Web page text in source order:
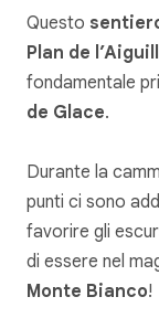
Questo
Plan de
fondamentale
de Glace.
Durante la
punti ci sono
favorire gli
di essere nel
Monte Bianco!